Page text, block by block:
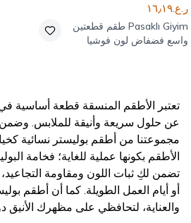
ر.ع.١٦٫١٩
Pasaklı Giyim طقم قطعتين
واسع فضفاض لون فوشيا
تعتبر الأطقم المنسقة قطعة أساسية
عن حلول سريعة وأنيقة للملابس.
مجموعتنا من أطقم بوليستر نسائية
الأطقم بكونها عملية للغاية؛ فخامة
تضمن لكِ ثبات اللون ومقاومة التجاعيد،
أو أيام العمل الطويلة. كما أن أطقم
والعناية، لتحافظي على مظهرك الأنيق